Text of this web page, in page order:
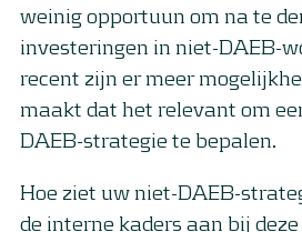
weinig opportuun om na te
investeringen in niet-DAEB-
recent zijn er meer
maakt dat het relevant om
DAEB-strategie te bepalen.
Hoe ziet uw niet-DAEB-
de interne kaders aan bij